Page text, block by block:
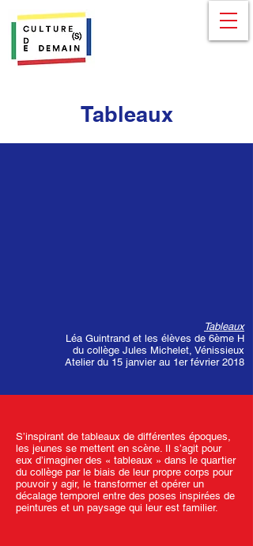
Tableaux
Tableaux
Léa Guintrand et les élèves de 6ème H
du collège Jules Michelet, Vénissieux
Atelier du 15 janvier au 1er février 2018
S’inspirant de tableaux de différentes époques,
les jeunes se mettent en scène. Il s’agit pour
eux d’imaginer des « tableaux » dans le quartier
du collège par le biais de leur propre corps pour
pouvoir y agir, le transformer et opérer un
décalage temporel entre des poses inspirées de
peintures et un paysage qui leur est familier.